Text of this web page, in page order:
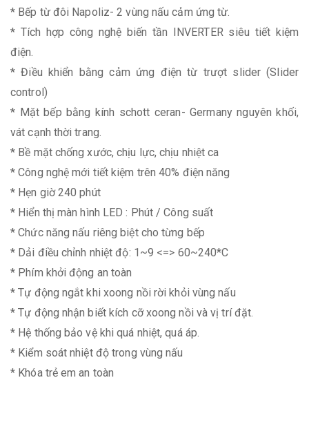
* Bếp từ đôi Napoliz- 2 vùng nấu cảm ứng từ.
* Tích hợp công nghệ biến tần INVERTER siêu tiết kiệm
điện.
* Điều khiển bằng cảm ứng điện từ trượt slider (Slider
control)
* Mặt bếp bằng kính schott ceran- Germany nguyên khối,
vát cạnh thời trang.
* Bề mặt chống xước, chịu lực, chịu nhiệt ca
* Công nghệ mới tiết kiệm trên 40% điện năng
* Hẹn giờ 240 phút
* Hiển thị màn hình LED : Phút / Công suất
* Chức năng nấu riêng biệt cho từng bếp
* Dải điều chỉnh nhiệt độ: 1~9 <=> 60~240*C
* Phím khởi động an toàn
* Tự động ngắt khi xoong nồi rời khỏi vùng nấu
* Tự động nhận biết kích cỡ xoong nồi và vị trí đặt.
* Hệ thống bảo vệ khi quá nhiệt, quá áp.
* Kiểm soát nhiệt độ trong vùng nấu
* Khóa trẻ em an toàn